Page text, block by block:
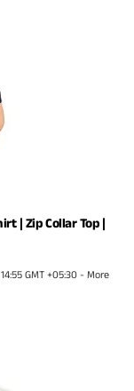
| Zip Collar Top |
GMT +05:30 -More